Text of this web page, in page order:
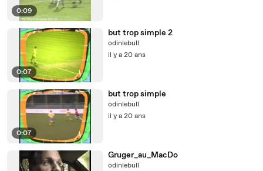
0:09
0:07
but trop simple 2
odinlebull
il y a 20 ans
0:07
but trop simple
odinlebull
il y a 20 ans
Gruger_au_MacDo
odinlebull